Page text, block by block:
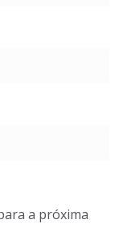
a próxima